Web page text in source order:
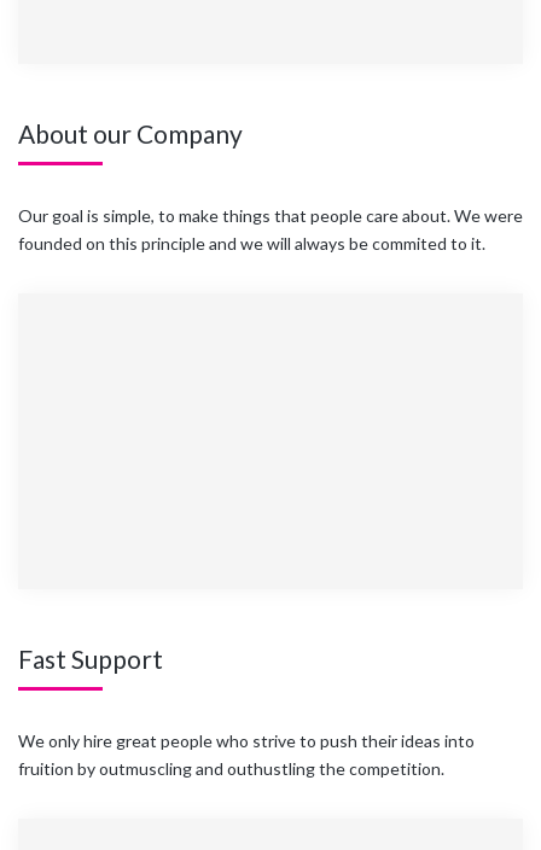
About our Company
Our goal is simple, to make things that people care about. We were
founded on this principle and we will always be commited to it.
Fast Support
We only hire great people who strive to push their ideas into
fruition by outmuscling and outhustling the competition.